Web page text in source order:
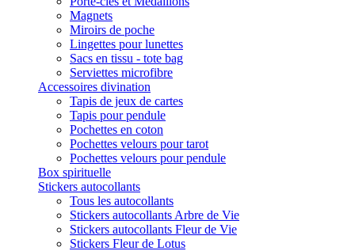
Magnets
Miroirs de poche
Lingettes pour lunettes
Sacs en tissu - tote bag
Serviettes microfibre
Accessoires divination
Tapis de jeux de cartes
Tapis pour pendule
Pochettes en coton
Pochettes velours pour tarot
Pochettes velours pour pendule
Box spirituelle
Stickers autocollants
Tous les autocollants
Stickers autocollants Arbre de Vie
Stickers autocollants Fleur de Vie
Stickers Fleur de Lotus